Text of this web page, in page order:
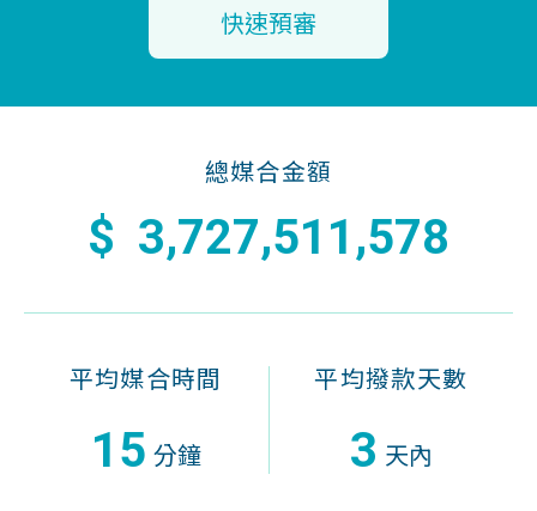
快速預審
總媒合金額
3,727,51 1 ,578
平均媒合時間
15 分鐘
平均撥款天數
3 天內